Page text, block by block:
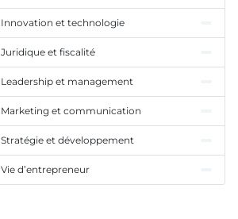
Innovation et technologie
Juridique et fiscalité
Leadership et management
Marketing et communication
Stratégie et développement
Vie d’entrepreneur